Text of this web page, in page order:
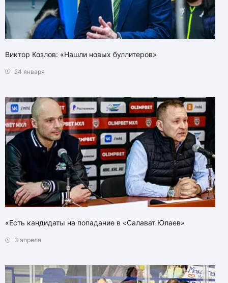
Виктор Козлов: «Нашли новых буллитеров»
24 января
«Есть кандидаты на попадание в «Салават Юлаев»
3 апреля